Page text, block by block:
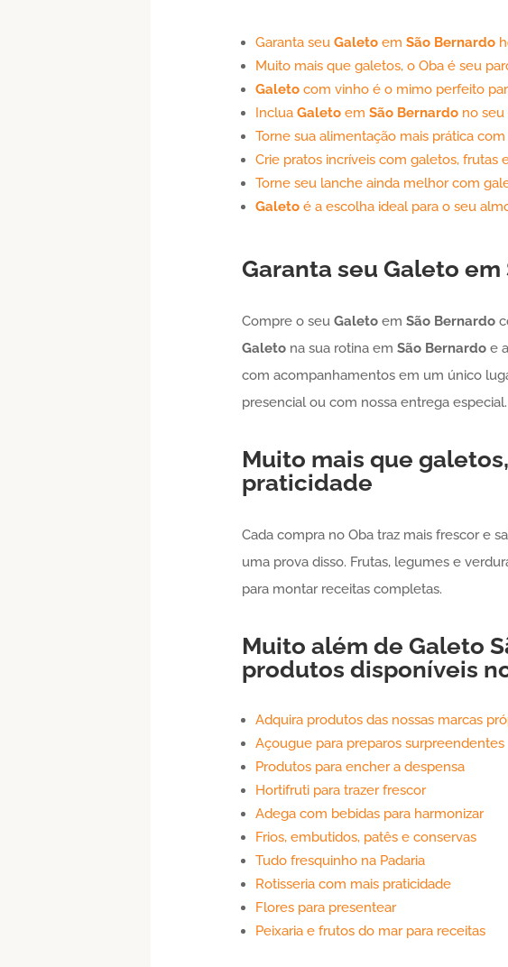
Garanta seu Galetoem São Bernardo
Muito mais que galetos, o Oba é seu
Galetocom vinho é o mimo perfeito
Inclua Galetoem São Bernardono seu
Torne sua alimentação mais prática
Crie pratos incríveis com galetos, frutas
Torne seu lanche ainda melhor com
Galetoé a escolha ideal para o seu
Garanta seu Galeto em
Compre o seu Galetoem São Bernardo
Galetona sua rotina em São Bernardoe
com acompanhamentos em um único
presencial ou com nossa entrega especial.
Muito mais que
praticidade
Cada compra no Oba traz mais frescor e
uma prova disso. Frutas, legumes e
para montar receitas completas.
Muito além de Galeto
produtos disponíveis
Adquira produtos das nossas marcas
Açougue para preparos surpreendentes
Produtos para encher a despensa
Hortifruti para trazer frescor
Adega com bebidas para harmonizar
Frios, embutidos, patês e conservas
Tudo fresquinho na Padaria
Rotisseria com mais praticidade
Flores para presentear
Peixaria e frutos do mar para receitas